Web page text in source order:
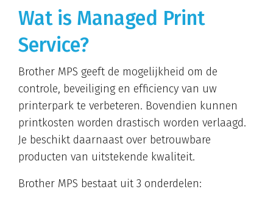
Wat is Managed Print
Service?
Brother MPS geeft de mogelijkheid om de
controle, beveiliging en efficiency van uw
printerpark te verbeteren. Bovendien kunnen
printkosten worden drastisch worden verlaagd.
Je beschikt daarnaast over betrouwbare
producten van uitstekende kwaliteit.
Brother MPS bestaat uit 3 onderdelen: